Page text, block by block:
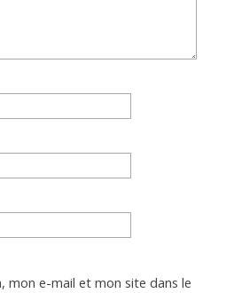
mon e-mail et mon site dans le